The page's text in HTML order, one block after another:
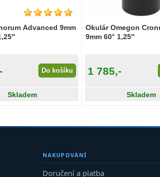
Advanced 9mm
Do košíku
Skladem
Okulár Omegon
9mm 60° 1,25″
1 785,-
Skladem
NAKUPOVÁNÍ
Doručení a platba